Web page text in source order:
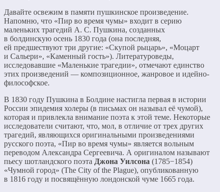
Давайте освежим в памяти пушкинское произведение.
Напомню, что «Пир во время чумы» входит в серию
маленьких трагедий А. С. Пушкина, созданных
в болдинскую осень 1830 года (она последняя,
ей предшествуют три другие: «Скупой рыцарь», «Моцарт
и Сальери», «Каменный гость»). Литературоведы,
исследовавшие «Маленькие трагедии», отмечают единство
этих произведений — композиционное, жанровое и идейно-
философское.
В 1830 году Пушкина в Болдине настигла первая в истории
России эпидемия холеры (в письмах он называл её чумой),
которая и привлекла внимание поэта к этой теме. Некоторые
исследователи считают, что, мол, в отличие от трех других
трагедий, являющихся оригинальными произведениями
русского поэта, «Пир во время чумы» является вольным
переводом Александра Сергеевича. А оригиналом называют
пьесу шотландского поэта Джона Уилсона (1785−1854)
«Чумной город» (The City of the Plague), опубликованную
в 1816 году и посвящённую лондонской чуме 1665 года.